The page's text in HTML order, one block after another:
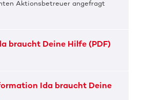
Aktionsbetreuer angefragt
braucht Deine Hilfe (PDF)
Ida braucht Deine